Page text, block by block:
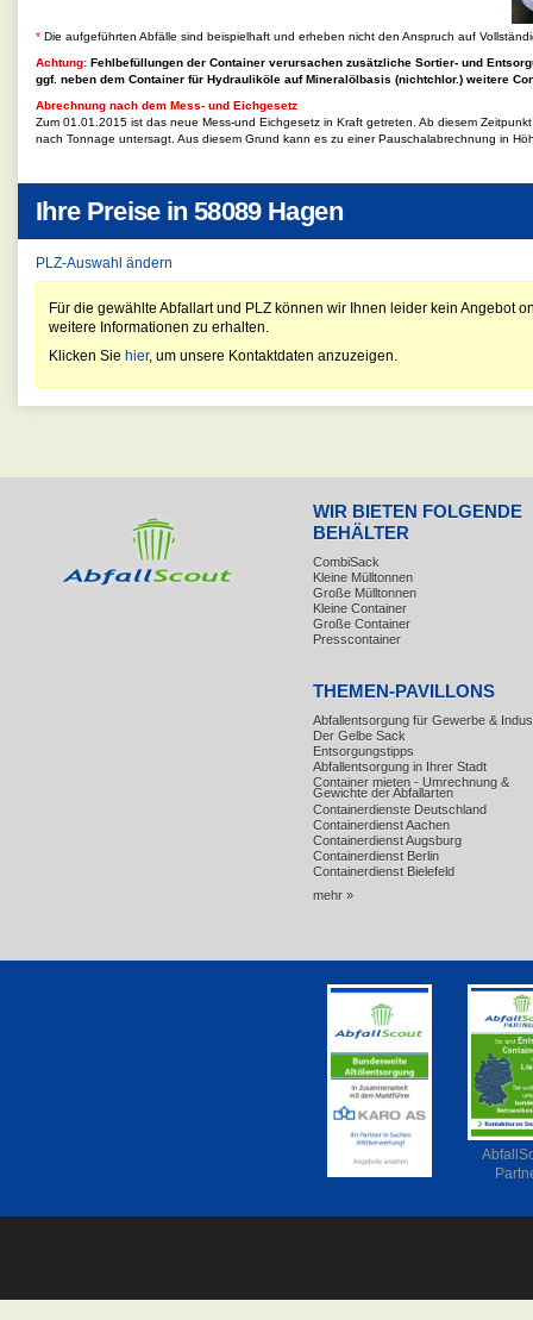
* Die aufgeführten Abfälle sind beispielhaft und erheben nicht den Anspruch auf
Achtung: Fehlbefüllungen der Container verursachen zusätzliche Sortier- und
ggf. neben dem Container für Hydrauliköle auf Mineralölbasis (nichtchlor.) weitere
Abrechnung nach dem Mess- und Eichgesetz
Zum 01.01.2015 ist das neue Mess-und Eichgesetz in Kraft getreten. Ab diesem
nach Tonnage untersagt. Aus diesem Grund kann es zu einer Pauschalabrechnung in
Ihre Preise in58089 Hagen
PLZ-Auswahl ändern
Für die gewählte Abfallart und PLZ können wir Ihnen leider kein Angebot
weitere Informationen zu erhalten.
Klicken Sie hier, um unsere Kontaktdaten anzuzeigen.
WIR BIETEN FOLGENDE
BEHÄLTER
CombiSack
Kleine Mülltonnen
Große Mülltonnen
Kleine Container
Große Container
Presscontainer
THEMEN-PAVILLONS
Abfallentsorgung für Gewerbe &
Der Gelbe Sack
Entsorgungstipps
Abfallentsorgung in Ihrer Stadt
Container mieten - Umrechnung &
Gewichte der Abfallarten
Containerdienste Deutschland
Containerdienst Aachen
Containerdienst Augsburg
Containerdienst Berlin
Containerdienst Bielefeld
mehr »